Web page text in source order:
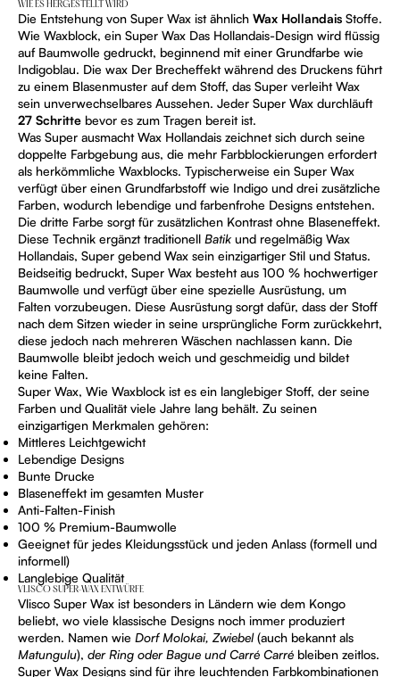
WIE ES HERGESTELLT WIRD
Die Entstehung von Super Wax ist ähnlich Wax Hollandais Stoffe.
Wie Waxblock, ein Super Wax Das Hollandais-Design wird flüssig
auf Baumwolle gedruckt, beginnend mit einer Grundfarbe wie
Indigoblau. Die wax Der Brecheffekt während des Druckens führt
zu einem Blasenmuster auf dem Stoff, das Super verleiht Wax
sein unverwechselbares Aussehen. Jeder Super Wax durchläuft
27 Schritte bevor es zum Tragen bereit ist.
Was Super ausmacht Wax Hollandais zeichnet sich durch seine
doppelte Farbgebung aus, die mehr Farbblockierungen erfordert
als herkömmliche Waxblocks. Typischerweise ein Super Wax
verfügt über einen Grundfarbstoff wie Indigo und drei zusätzliche
Farben, wodurch lebendige und farbenfrohe Designs entstehen.
Die dritte Farbe sorgt für zusätzlichen Kontrast ohne Blaseneffekt.
Diese Technik ergänzt traditionell Batik und regelmäßig Wax
Hollandais, Super gebend Wax sein einzigartiger Stil und Status.
Beidseitig bedruckt, Super Wax besteht aus 100 % hochwertiger
Baumwolle und verfügt über eine spezielle Ausrüstung, um
Falten vorzubeugen. Diese Ausrüstung sorgt dafür, dass der Stoff
nach dem Sitzen wieder in seine ursprüngliche Form zurückkehrt,
diese jedoch nach mehreren Wäschen nachlassen kann. Die
Baumwolle bleibt jedoch weich und geschmeidig und bildet
keine Falten.
Super Wax, Wie Waxblock ist es ein langlebiger Stoff, der seine
Farben und Qualität viele Jahre lang behält. Zu seinen
einzigartigen Merkmalen gehören:
Mittleres Leichtgewicht
Lebendige Designs
Bunte Drucke
Blaseneffekt im gesamten Muster
Anti-Falten-Finish
100 % Premium-Baumwolle
Geeignet für jedes Kleidungsstück und jeden Anlass (formell und
informell)
Langlebige Qualität
VLISCO SUPER-WAX ENTWÜRFE
Vlisco Super Wax ist besonders in Ländern wie dem Kongo
beliebt, wo viele klassische Designs noch immer produziert
werden. Namen wie Dorf Molokai, Zwiebel(auch bekannt als
Matungulu), der Ring oder Bague und Carré Carré bleiben zeitlos.
Super Wax Designs sind für ihre leuchtenden Farbkombinationen